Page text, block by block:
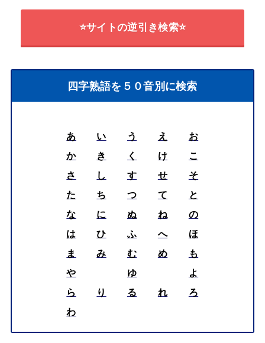
⭐サイトの逆引き検索⭐
四字熟語を５０音別に検索
あ い う え
お
か
き く け
こ
さ
し す せ
そ
た
ち つ て
と
な
に ぬ ね
の
は
ひ ふ へ
ほ
ま
み む め
も
や
ゆ
よ
ら
り る れ
ろ
わ